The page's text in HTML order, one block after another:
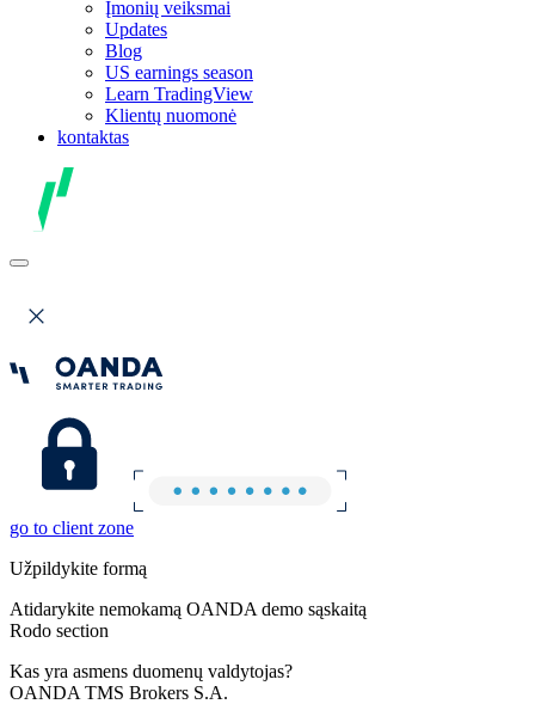
Įmonių veiksmai
Updates
Blog
US earnings season
Learn TradingView
Klientų nuomonė
kontaktas
go to client zone
Užpildykite formą
Atidarykite nemokamą OANDA demo sąskaitą
Rodo section
Kas yra asmens duomenų valdytojas?
OANDA TMS Brokers S.A.